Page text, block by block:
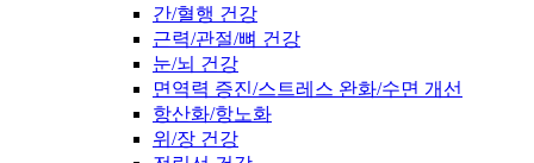
간/혈행 건강
근력/관절/뼈 건강
눈/뇌 건강
면역력 증진/스트레스 완화/수면 개선
항산화/항노화
위/장 건강